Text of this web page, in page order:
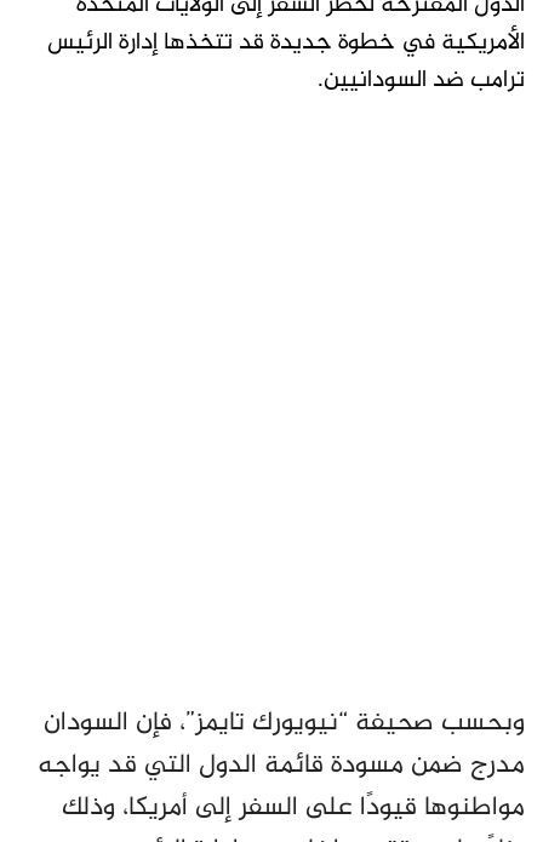
الأمريكية في خطوة جديدة قد تتخذها إدارة الرئيس
ترامب ضد السودانيين.
وبحسب صحيفة “نيويورك تايمز”، فإن السودان
مدرج ضمن مسودة قائمة الدول التي قد يواجه
مواطنوها قيودًا على السفر إلى أمريكا، وذلك